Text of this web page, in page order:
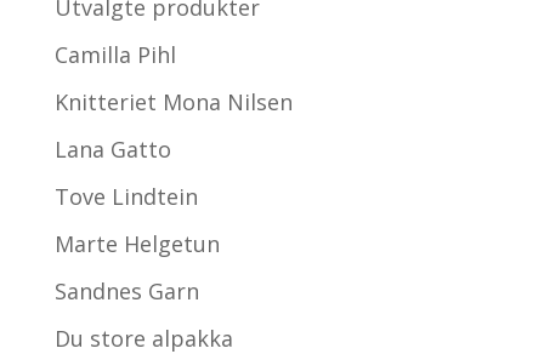
Utvalgte produkter
Camilla Pihl
Knitteriet Mona Nilsen
Lana Gatto
Tove Lindtein
Marte Helgetun
Sandnes Garn
Du store alpakka